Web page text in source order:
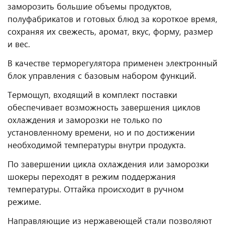
заморозить большие объемы продуктов,
полуфабрикатов и готовых блюд за короткое время,
сохраняя их свежесть, аромат, вкус, форму, размер
и вес.
В качестве терморегулятора применен электронный
блок управления с базовым набором функций.
Термощуп, входящий в комплект поставки
обеспечивает возможность завершения циклов
охлаждения и заморозки не только по
установленному времени, но и по достижении
необходимой температуры внутри продукта.
По завершении цикла охлаждения или заморозки
шокеры переходят в режим поддержания
температуры. Оттайка происходит в ручном
режиме.
Направляющие из нержавеющей стали позволяют